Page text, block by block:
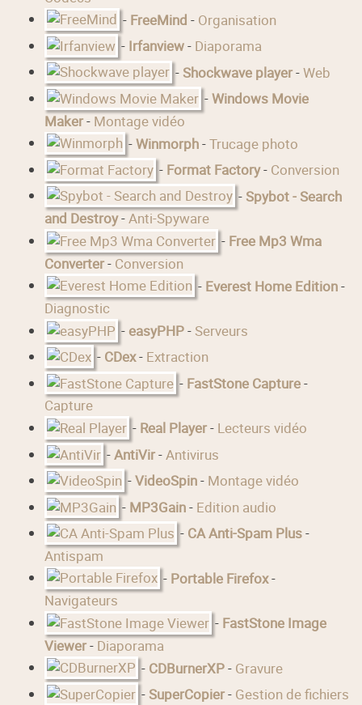
- FreeMind - Organisation
- Irfanview- Diaporama
- Shockwave player-Web
-Windows Movie
Maker- Montage vidéo
-Winmorph-Trucage photo
- Format Factory- Conversion
- Spybot - Search
and Destroy-Anti-Spyware
- Free Mp3 Wma
Converter- Conversion
- Everest Home Edition-
Diagnostic
- easyPHP-Serveurs
- CDex- Extraction
- FastStone Capture-
Capture
- Real Player- Lecteurs vidéo
-AntiVir- Antivirus
-VideoSpin- Montage vidéo
- MP3Gain- Edition audio
- CA Anti-Spam Plus-
Antispam
- Portable Firefox-
Navigateurs
- FastStone Image
Viewer- Diaporama
- CDBurnerXP- Gravure
- SuperCopier- Gestion de fichiers